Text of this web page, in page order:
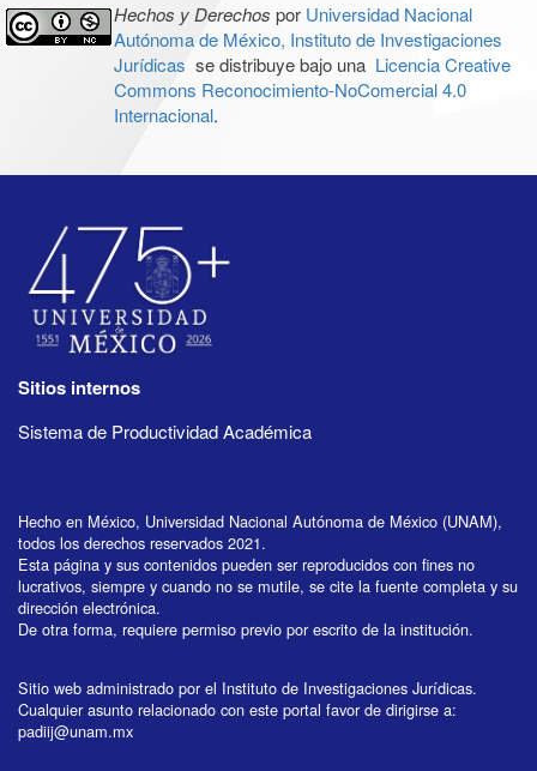
Hechos y Derechos por Universidad Nacional
Autónoma de México, Instituto de Investigaciones
Jurídicas se distribuye bajo una Licencia Creative
Commons Reconocimiento-NoComercial 4.0
Internacional.
Sitios internos
Sistema de Productividad Académica
Hecho en México, Universidad Nacional Autónoma de México (UNAM),
todos los derechos reservados 2021.
Esta página y sus contenidos pueden ser reproducidos con fines no
lucrativos, siempre y cuando no se mutile, se cite la fuente completa y su
dirección electrónica.
De otra forma, requiere permiso previo por escrito de la institución.
Sitio web administrado por el Instituto de Investigaciones Jurídicas.
Cualquier asunto relacionado con este portal favor de dirigirse a:
padiij@unam.mx